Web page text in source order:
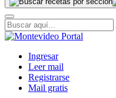
Ingresar
Leer mail
Registrarse
Mail gratis